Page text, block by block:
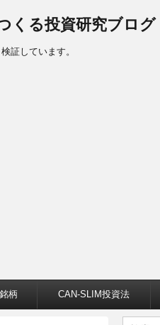
くる投資研究ブログ
証しています。
柄 CAN-SLIM投資法